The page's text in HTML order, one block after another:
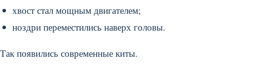
хвост стал мощным двигателем;
ноздри переместились наверх головы.
Так появились современные киты.